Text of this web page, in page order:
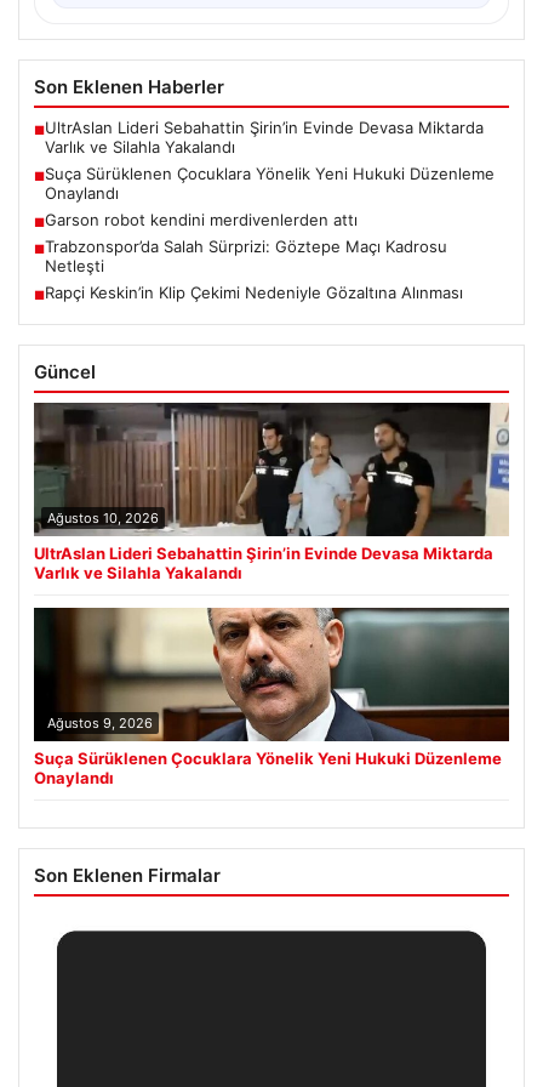
Son Eklenen Haberler
■UltrAslan Lideri Sebahattin Şirin’in Evinde Devasa Miktarda
Varlık ve Silahla Yakalandı
■Suça Sürüklenen Çocuklara Yönelik Yeni Hukuki Düzenleme
Onaylandı
■Garson robot kendini merdivenlerden attı
■Trabzonspor’da Salah Sürprizi: Göztepe Maçı Kadrosu
Netleşti
■Rapçi Keskin’in Klip Çekimi Nedeniyle Gözaltına Alınması
Güncel
Ağustos 10, 2026
UltrAslan Lideri Sebahattin Şirin’in Evinde Devasa Miktarda
Varlık ve Silahla Yakalandı
Ağustos 9, 2026
Suça Sürüklenen Çocuklara Yönelik Yeni Hukuki Düzenleme
Onaylandı
Son Eklenen Firmalar